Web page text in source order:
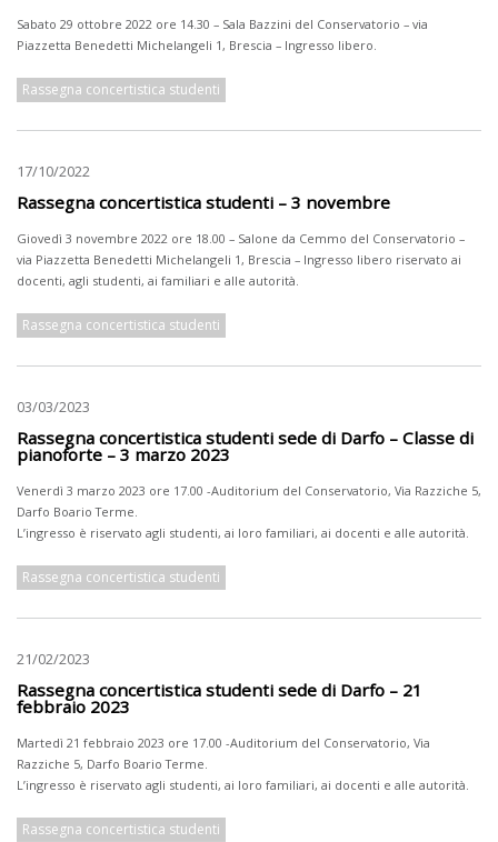
Sabato 29 ottobre 2022 ore 14.30 – Sala Bazzini del Conservatorio – via
Piazzetta Benedetti Michelangeli 1, Brescia – Ingresso libero.
Rassegna concertistica studenti
17/10/2022
Rassegna concertistica studenti – 3 novembre
Giovedì 3 novembre 2022 ore 18.00 – Salone da Cemmo del Conservatorio –
via Piazzetta Benedetti Michelangeli 1, Brescia – Ingresso libero riservato ai
docenti, agli studenti, ai familiari e alle autorità.
Rassegna concertistica studenti
03/03/2023
Rassegna concertistica studenti sede di Darfo – Classe di
pianoforte – 3 marzo 2023
Venerdì 3 marzo 2023 ore 17.00 -Auditorium del Conservatorio, Via Razziche 5,
Darfo Boario Terme.
L’ingresso è riservato agli studenti, ai loro familiari, ai docenti e alle autorità.
Rassegna concertistica studenti
21/02/2023
Rassegna concertistica studenti sede di Darfo – 21
febbraio 2023
Martedì 21 febbraio 2023 ore 17.00 -Auditorium del Conservatorio, Via
Razziche 5, Darfo Boario Terme.
L’ingresso è riservato agli studenti, ai loro familiari, ai docenti e alle autorità.
Rassegna concertistica studenti